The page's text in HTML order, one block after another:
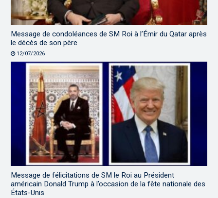
Message de condoléances de SM Roi à l’Émir du Qatar après
le décès de son père
12/07/2026
Message de félicitations de SM le Roi au Président
américain Donald Trump à l’occasion de la fête nationale des
États-Unis